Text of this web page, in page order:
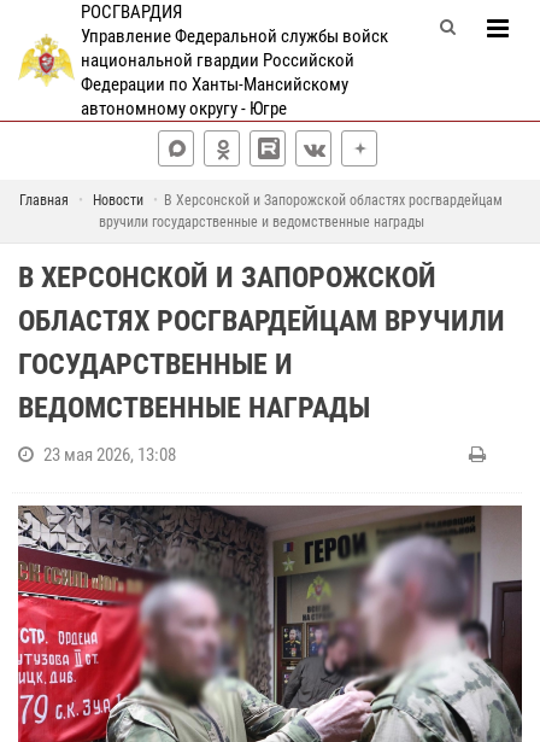
РОСГВАРДИЯ
Управление Федеральной службы войск
национальной гвардии Российской
Федерации по Ханты-Мансийскому
автономному округу - Югре
Главная Новости
В Херсонской и Запорожской областях росгвардейцам
вручили государственные и ведомственные награды
В ХЕРСОНСКОЙ И ЗАПОРОЖСКОЙ
ОБЛАСТЯХ РОСГВАРДЕЙЦАМ ВРУЧИЛИ
ГОСУДАРСТВЕННЫЕ И
ВЕДОМСТВЕННЫЕ НАГРАДЫ
23 мая 2026, 13:08